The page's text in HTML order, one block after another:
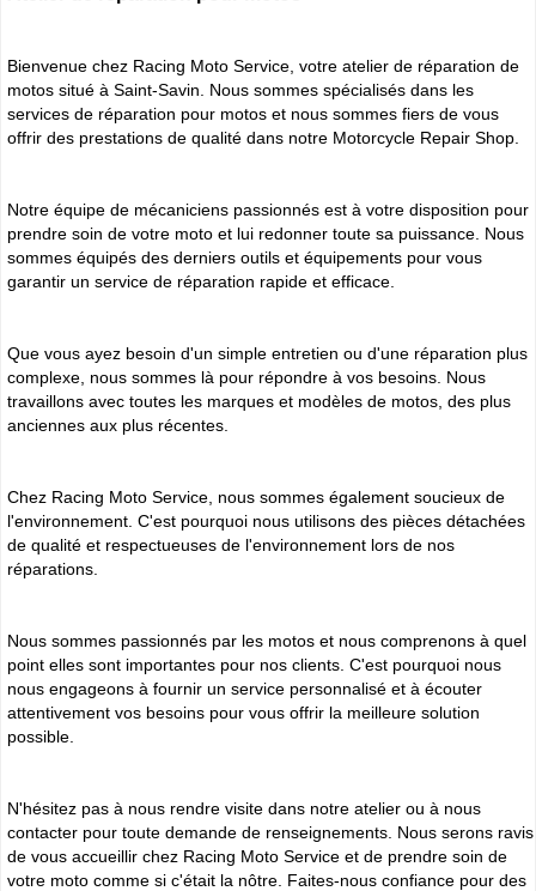
Bienvenue chez Racing Moto Service, votre atelier de réparation de
motos situé à Saint-Savin. Nous sommes spécialisés dans les
services de réparation pour motos et nous sommes fiers de vous
offrir des prestations de qualité dans notre Motorcycle Repair Shop.
Notre équipe de mécaniciens passionnés est à votre disposition pour
prendre soin de votre moto et lui redonner toute sa puissance. Nous
sommes équipés des derniers outils et équipements pour vous
garantir un service de réparation rapide et efficace.
Que vous ayez besoin d'un simple entretien ou d'une réparation plus
complexe, nous sommes là pour répondre à vos besoins. Nous
travaillons avec toutes les marques et modèles de motos, des plus
anciennes aux plus récentes.
Chez Racing Moto Service, nous sommes également soucieux de
l'environnement. C'est pourquoi nous utilisons des pièces détachées
de qualité et respectueuses de l'environnement lors de nos
réparations.
Nous sommes passionnés par les motos et nous comprenons à quel
point elles sont importantes pour nos clients. C'est pourquoi nous
nous engageons à fournir un service personnalisé et à écouter
attentivement vos besoins pour vous offrir la meilleure solution
possible.
N'hésitez pas à nous rendre visite dans notre atelier ou à nous
contacter pour toute demande de renseignements. Nous serons ravis
de vous accueillir chez Racing Moto Service et de prendre soin de
votre moto comme si c'était la nôtre. Faites-nous confiance pour des